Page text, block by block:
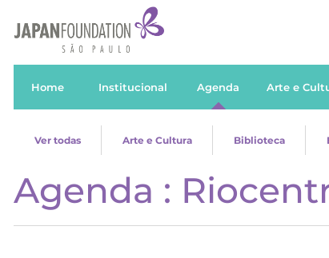
Home Institucional Agenda Arte e
Ver todas Arte e Cultura Biblioteca
Agenda :